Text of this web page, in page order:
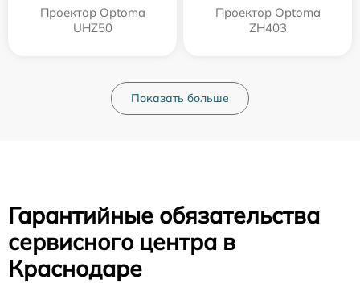
Проектор Optoma
UHZ50
Проектор Optoma
ZH403
Показать больше
Гарантийные обязательства
сервисного центра в
Краснодаре